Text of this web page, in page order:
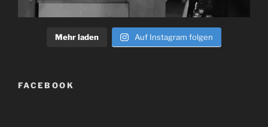
Mehr laden Auf Instagram folgen
FACEBOOK